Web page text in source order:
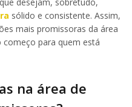
desejam, sobretudo,
sólido e consistente. Assim,
mais promissoras da área
para quem está
na área de